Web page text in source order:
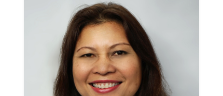
Networking-Queen
Sales-Sonnenschein
Koh-Samui-Lover